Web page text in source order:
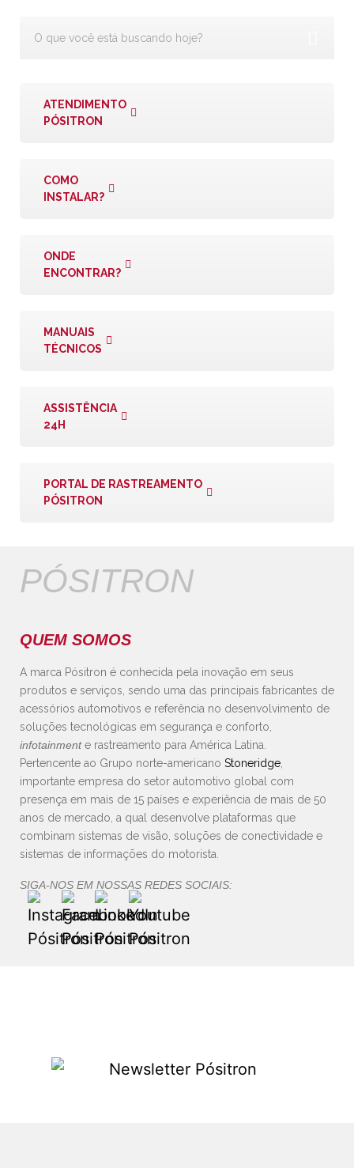
ATENDIMENTO
PÓSITRON
COMO
INSTALAR?
ONDE
ENCONTRAR?
MANUAIS
TÉCNICOS
ASSISTÊNCIA
24H
PORTAL DE RASTREAMENTO
PÓSITRON
PÓSITRON
QUEM SOMOS
A marca Pósitron é conhecida pela inovação em seus
produtos e serviços, sendo uma das principais fabricantes de
acessórios automotivos e referência no desenvolvimento de
soluções tecnológicas em segurança e conforto,
infotainmente rastreamento para América Latina.
Pertencente ao Grupo norte-americano Stoneridge
importante empresa do setor automotivo global com
presença em mais de 15 países e experiência de mais de 50
anos de mercado, a qual desenvolve plataformas que
combinam sistemas de visão, soluções de conectividade e
sistemas de informações do motorista.
SIGA-NOS EM NOSSAS REDES SOCIAIS: